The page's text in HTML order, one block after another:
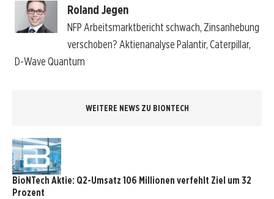
Roland Jegen
NFP Arbeitsmarktbericht schwach, Zinsanhebung
verschoben? Aktienanalyse Palantir, Caterpillar,
D-Wave Quantum
WEITERE NEWS ZU BIONTECH
BioNTech Aktie: Q2-Umsatz 106 Millionen verfehlt Ziel um 32
Prozent